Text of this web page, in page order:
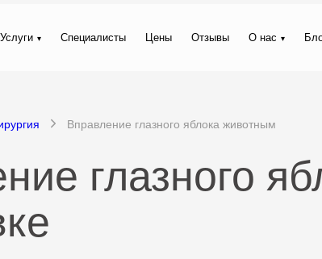
Услуги Специалисты Цены Отзывы О нас
Вправление глазного яблока животным
глазного